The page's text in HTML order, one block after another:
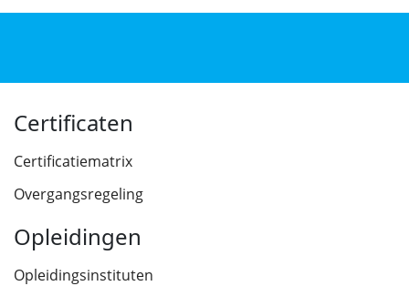
Certificaten
Certificatiematrix
Overgangsregeling
Opleidingen
Opleidingsinstituten